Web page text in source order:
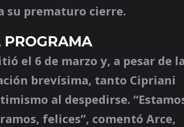
su prematuro cierre.
el 6 de marzo y, a pesar de
brevísima, tanto Cipriani
al despedirse.
felices”, comentó Arce,